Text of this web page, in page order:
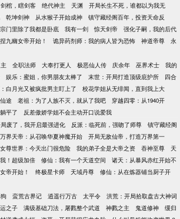
棺，瞎剑客 绝代神主 天渊
开局长生不死，谁都以为我无
乾坤剑神 从水猴子开始成神
镇守藏经阁百年，投资天命反
宗门里除了我都是卧底 我有一剑 惊天剑帝
强化子嗣，我的后代
九幽女帝开始！ 诡异药剂师：我的病人皆为恐怖 神道帝尊
永
全职法师 大奉打更人 极恶仙人传 庆余年 巫界术士
我的
娱乐：蜜姐，你男朋友太棒了 末世：开局打造顶级庇护所
四合
白月光又被疯批男主盯上了
校花学姐从无绯闻，直到我上大
途 老祖：为了人族不灭，就从了我吧
穿越四零：从1940开
平了 反差傲娇学姐不会主动开口说爱我
废了，我开启最强进化 反派：临死前，强吻了师尊
镇守藏经阁
万界天帝：从召唤华夏神魔开始
开局无敌仙帝，打造万界第一
女尊世界：今天出门很危险 我的弟子全是大帝之资 吞神至尊
天
！超级加倍 修仙：我有一个天道空间
诸天：从暴风赤红开始不
帝开始！ 终极星卡师 天域丹尊
修仙：从在炼器铺当厨子开
蛮荒古界记 逍遥行万古 太平令
洪荒：开局拾取盘古大神词
之子 满级基础刀法，屠戮整个武道 神戮之主 鬼道修神
缓归